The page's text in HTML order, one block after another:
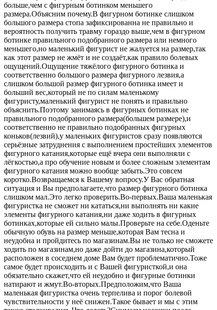
больше,чем с фигурным ботинком меньшего
размера.Объясним почему.В фигурном ботинке слишком
большого размера стопа зафиксированна не правильно и
вероятность получить травму гораздо выше,чем в фигурном
ботинке правильного подобранного размера или немного
меньшего,но маленький фигурист не жалуется на размер,так
как этот размер не жмёт и не создаёт,как правило болевых
ощущений.Ощущение тяжёлого фигурного ботинка и
соответственно большого размера фигурного лезвия,а
слишком большой размер фигурного ботинка имеет и
больший вес,который не по силам маленькому
фигуристу,маленький фигурист не понять и правильно
объяснить.Поэтому занимаясь в фигурных ботинках не
правильного подобранного размера(большем размере),и
соответственно не правильно подобранных фигурных
коньков(лезвий),у маленьких фигуристов сразу появляются
серьёзные затруднения с выполнением простейших элементов
фигурного катания,которые ещё вчера они выполняли с
лёгкостью,а про обучение новым и более сложным элементам
фигурного катания можно вообще забыть.Это совсем
коротко.Возвращаемся к Вашему вопросу.У Вас обратная
ситуация и Вы предполагаете,что размер фигурного ботинка
слишком мал.Это легко проверить.Во-первых.Ваша маленькая
фигуристка не сможет ни кататься,ни выполнять ни какие
элементы фигурного катания,ни даже ходить в фигурных
ботинках,которые ей сильно малы.Проверьте на себе.Оденьте
обычную обувь на размер меньше,которая Вам тесна и
неудобна и пройдитесь по магазинам.Вы не только не сможете
ходить по магазинам,но даже дойти до магазина,который
расположен в соседнем доме Вам будет проблематично.Тоже
самое будет происходить и с Вашей фигуристкой,и она
обязательно скажет,что ей неудобно и фигурные ботинки
натирают и жмут.Во-вторых.Предположим,что Ваша
маленькая фигуристка очень терпелива и порог болевой
чувствительности у неё снижен.Такое бывает и мы с этим